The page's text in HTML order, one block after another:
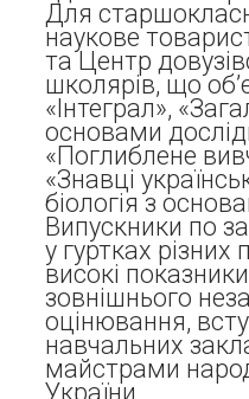
Для
наукове
та Центр
школярів, що
«Інтеграл»,
основами
«Поглиблене
«Знавці
біологія з
Випускники по
у гуртках
високі
зовнішнього
оцінювання,
навчальних
майстрами
України.